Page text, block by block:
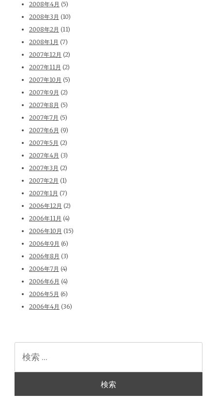
2008年4月 (5)
2008年3月 (10)
2008年2月 (11)
2008年1月 (7)
2007年12月 (2)
2007年11月 (2)
2007年10月 (5)
2007年9月 (2)
2007年8月 (5)
2007年7月 (5)
2007年6月 (9)
2007年5月 (2)
2007年4月 (3)
2007年3月 (2)
2007年2月 (1)
2007年1月 (7)
2006年12月 (2)
2006年11月 (4)
2006年10月 (15)
2006年9月 (6)
2006年8月 (3)
2006年7月 (4)
2006年6月 (4)
2006年5月 (6)
2006年4月 (36)